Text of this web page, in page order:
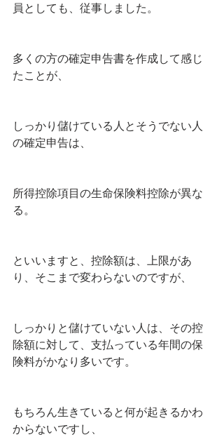
員としても、従事しました。
多くの方の確定申告書を作成して感じ
たことが、
しっかり儲けている人とそうでない人
の確定申告は、
所得控除項目の生命保険料控除が異な
る。
といいますと、控除額は、上限があ
り、そこまで変わらないのですが、
しっかりと儲けていない人は、その控
除額に対して、支払っている年間の保
険料がかなり多いです。
もちろん生きていると何が起きるかわ
からないですし、